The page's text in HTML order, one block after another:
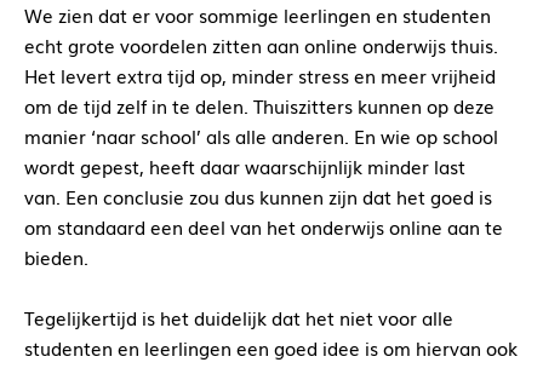
We zien dat er voor sommige leerlingen en studenten
echt grote voordelen zitten aan online onderwijs thuis.
Het levert extra tijd op, minder stress en meer vrijheid
om de tijd zelf in te delen. Thuiszitters kunnen op deze
manier ‘naar school’ als alle anderen. En wie op school
wordt gepest, heeft daar waarschijnlijk minder last
van. Een conclusie zou dus kunnen zijn dat het goed is
om standaard een deel van het onderwijs online aan te
bieden.
Tegelijkertijd is het duidelijk dat het niet voor alle
studenten en leerlingen een goed idee is om hiervan ook